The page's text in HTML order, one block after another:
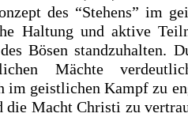
des “Stehens” im
Haltung und aktive
Bösen standzuhalten.
Mächte
im geistlichen Kampf zu
die Macht Christi zu